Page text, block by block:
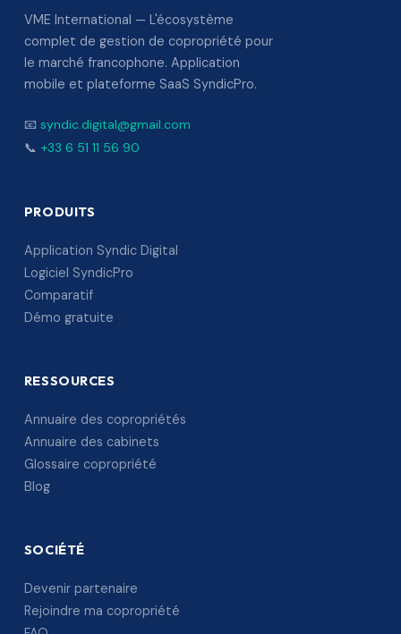
VME International — L'écosystème
complet de gestion de copropriété pour
le marché francophone. Application
mobile et plateforme SaaS SyndicPro.
📧 syndic.digital@gmail.com
📞 +33 6 51 11 56 90
PRODUITS
Application Syndic Digital
Logiciel SyndicPro
Comparatif
Démo gratuite
RESSOURCES
Annuaire des copropriétés
Annuaire des cabinets
Glossaire copropriété
Blog
SOCIÉTÉ
Devenir partenaire
Rejoindre ma copropriété